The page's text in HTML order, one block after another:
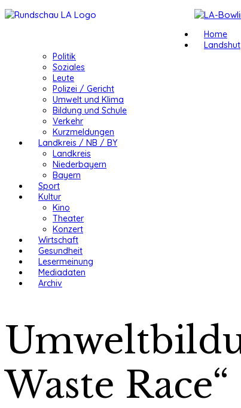
Home
Landshut
Politik
Soziales
Leute
Polizei / Gericht
Umwelt und Klima
Bildung und Schule
Verkehr
Kurzmeldungen
Landkreis / NB / BY
Landkreis
Niederbayern
Bayern
Sport
Kultur
Kino
Theater
Konzert
Wirtschaft
Gesundheit
Lesermeinung
Mediadaten
Archiv
Waste Race“